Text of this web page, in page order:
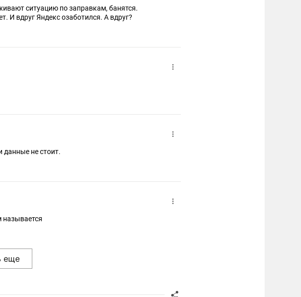
ситуацию по заправкам, банятся.
И вдруг Яндекс озаботился. А вдруг?
данные не стоит.
называется